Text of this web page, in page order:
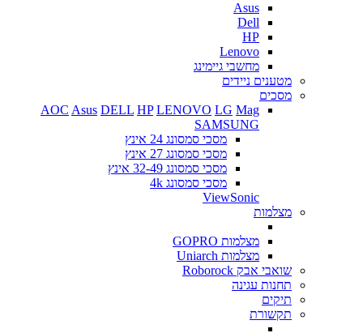
Asus
Dell
HP
Lenovo
מחשבי גיימינג
מטענים ניידים
מסכים
AOC Asus DELL HP LENOVO LG Mag
SAMSUNG
מסכי סמסונג 24 אינץ
מסכי סמסונג 27 אינץ
מסכי סמסונג 32-49 אינץ
מסכי סמסונג 4k
ViewSonic
מצלמות
מצלמות GOPRO
מצלמות Uniarch
שואבי אבק Roborock
תחנות עגינה
תיקים
תקשורת